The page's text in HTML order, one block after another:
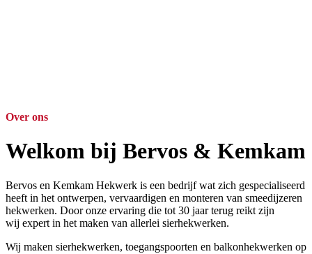
Over ons
Welkom bij Bervos & Kemkam
Bervos en Kemkam Hekwerk is een bedrijf wat zich gespecialiseerd
heeft in het ontwerpen, vervaardigen en monteren van smeedijzeren
hekwerken. Door onze ervaring die tot 30 jaar terug reikt zijn
wij expert in het maken van allerlei sierhekwerken.
Wij maken sierhekwerken, toegangspoorten en balkonhekwerken op